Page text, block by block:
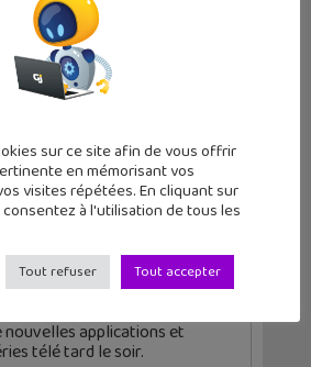
: une
bêta
o...
Les sorties
mangas/animés :
My Her...
applications et
télé tard le soir.
sur ce site afin de vous offrir
en mémorisant vos
visites répétées. En cliquant sur
à l'utilisation de tous les
Tout refuser Tout accepter